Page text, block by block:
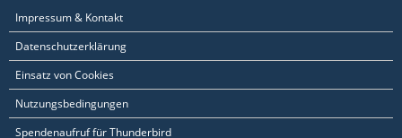
Impressum & Kontakt
Datenschutzerklärung
Einsatz von Cookies
Nutzungsbedingungen
Spendenaufruf für Thunderbird